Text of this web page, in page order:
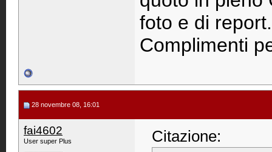
foto e di report.
Complimenti
28 novembre 08, 16:01
fai4602
User super Plus Citazione: